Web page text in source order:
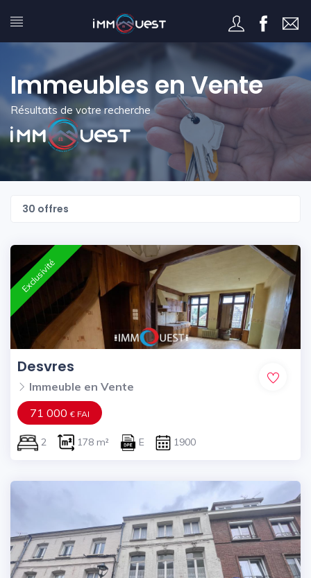
Immeubles en Vente
Résultats de votre recherche
30 offres
Exclusivité
Desvres
Immeuble en Vente
71 000€ FAI
2 178 m² E 1900